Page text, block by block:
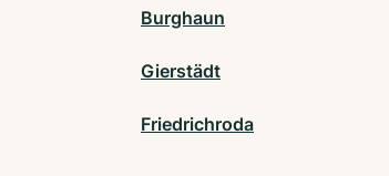
Burghaun
Gierstädt
Friedrichroda